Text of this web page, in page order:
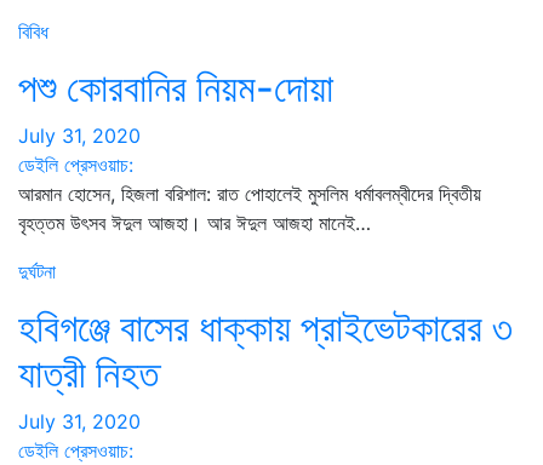
বিবিধ
পশু কোরবানির নিয়ম-দোয়া
July 31, 2020
ডেইলি প্রেসওয়াচ:
আরমান হোসেন, হিজলা বরিশাল: রাত পোহালেই মুসলিম ধর্মাবলম্বীদের দ্বিতীয়
বৃহত্তম উৎসব ঈদুল আজহা। আর ঈদুল আজহা মানেই…
দুর্ঘটনা
হবিগঞ্জে বাসের ধাক্কায় প্রাইভেটকারের ৩
যাত্রী নিহত
July 31, 2020
ডেইলি প্রেসওয়াচ: